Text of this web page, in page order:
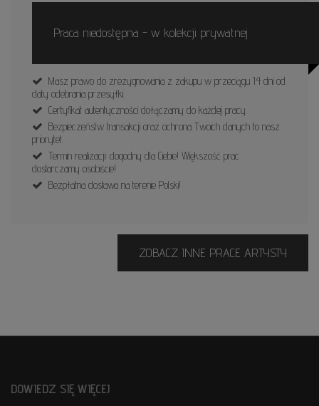
Praca niedostępna - w kolekcji prywatnej
Masz prawo do zrezygnowania z zakupu w przeciągu 14 dni od
daty odebrania przesyłki.
Certyfikat autentyczności dołączamy do każdej pracy.
Bezpieczeństw transakcji oraz ochrona Twoich danych to nasz
priorytet.
Termin realizacji: dogodny dla Ciebie! Większość prac
dostarczamy osobiście!
Bezpłatna dostawa na terenie Polski!
ZOBACZ INNE PRACE ARTYSTY
DOWIEDZ SIĘ WIĘCEJ